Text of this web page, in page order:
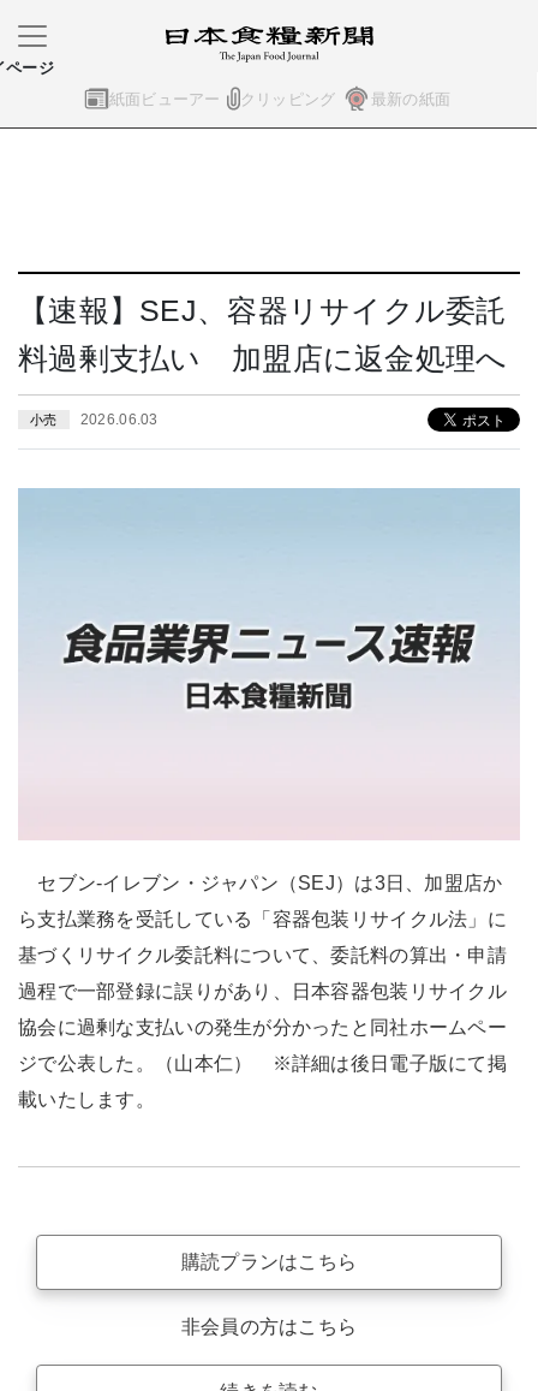
紙面ビューアー クリッピング 最新の紙面
ページ
【速報】SEJ、容器リサイクル委託
料過剰支払い 加盟店に返金処理へ
小売 2026.06.03
セブン-イレブン・ジャパン（SEJ）は3日、加盟店か
ら支払業務を受託している「容器包装リサイクル法」に
基づくリサイクル委託料について、委託料の算出・申請
過程で一部登録に誤りがあり、日本容器包装リサイクル
協会に過剰な支払いの発生が分かったと同社ホームペー
ジで公表した。（山本仁） ※詳細は後日電子版にて掲
載いたします。
購読プランはこちら
非会員の方はこちら